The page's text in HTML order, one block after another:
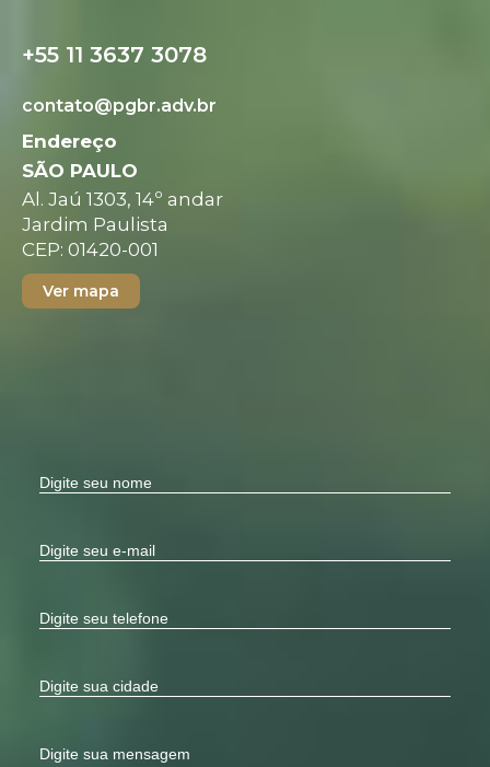
+55 11 3637 3078
contato@pgbr.adv.br
Endereço
SÃO PAULO
Al. Jaú 1303, 14º andar
Jardim Paulista
CEP: 01420-001
Ver mapa